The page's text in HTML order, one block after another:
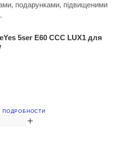
подарунками, підвищеними
5ser E60 CCC LUX1 для
ПОДРОБНОСТИ